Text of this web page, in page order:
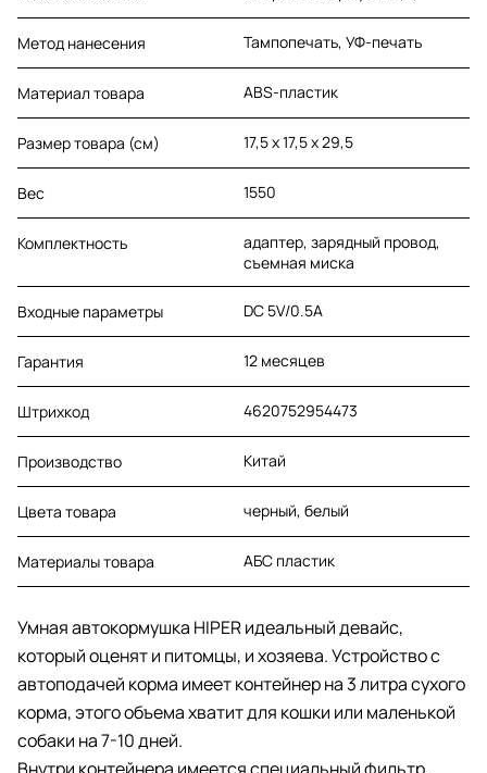
Метод нанесения Тампопечать, УФ-печать
Материал товара ABS-пластик
Размер товара (см) 17,5 x 17,5 x 29,5
Вес 1550
Комплектность
адаптер, зарядный провод,
съемная миска
Входные параметры DC 5V/0.5A
Гарантия 12 месяцев
Штрихкод 4620752954473
Производство Китай
Цвета товара черный, белый
Материалы товара АБС пластик
Умная автокормушка HIPER идеальный девайс,
который оценят и питомцы, и хозяева. Устройство с
автоподачей корма имеет контейнер на 3 литра сухого
корма, этого объема хватит для кошки или маленькой
собаки на 7-10 дней.